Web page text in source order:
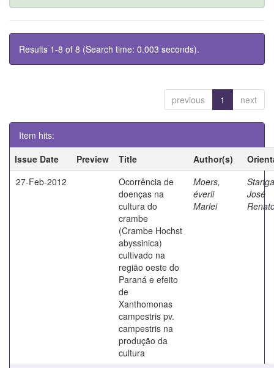
Results 1-8 of 8 (Search time: 0.003 seconds).
previous 1 next
Item hits:
Issue Date
Preview Title Author(s)
27-Feb-2012
Ocorrência de
doenças na
cultura do
crambe
(Crambe Hochst
abyssinica)
cultivado na
região oeste do
Paraná e efeito
de
Xanthomonas
campestris pv.
campestris na
produção da
cultura
Moers,
éverli
Marlei
José